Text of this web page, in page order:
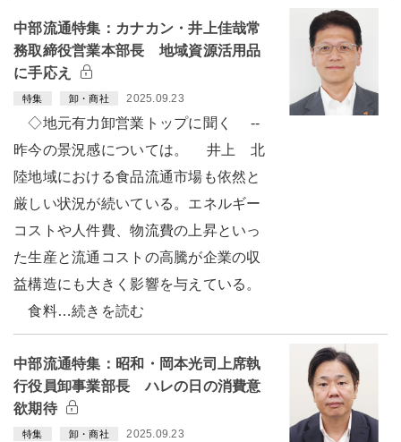
中部流通特集：カナカン・井上佳哉常
務取締役営業本部長 地域資源活用品
に手応え
特集 卸・商社 2025.09.23
◇地元有力卸営業トップに聞く --
昨今の景況感については。 井上 北
陸地域における食品流通市場も依然と
厳しい状況が続いている。エネルギー
コストや人件費、物流費の上昇といっ
た生産と流通コストの高騰が企業の収
益構造にも大きく影響を与えている。
食料…続きを読む
中部流通特集：昭和・岡本光司上席執
行役員卸事業部長 ハレの日の消費意
欲期待
特集 卸・商社 2025.09.23